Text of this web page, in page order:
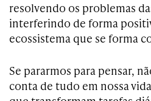
resolvendo os problemas
interferindo de forma
ecossistema que se forma
Se pararmos para pensar,
conta de tudo em nossa